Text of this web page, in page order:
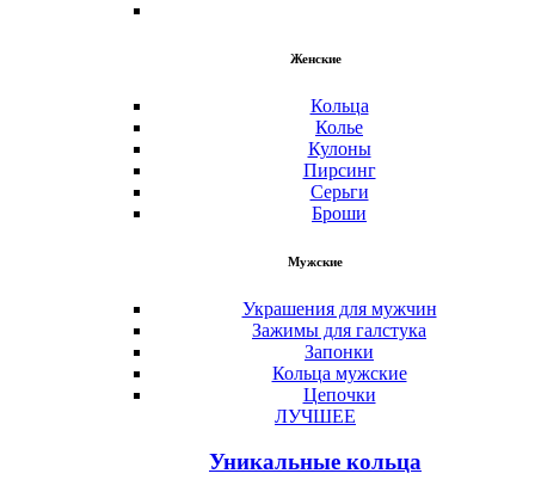
Женские
Кольца
Колье
Кулоны
Пирсинг
Серьги
Броши
Мужские
Украшения для мужчин
Зажимы для галстука
Запонки
Кольца мужские
Цепочки
ЛУЧШЕЕ
Уникальные кольца